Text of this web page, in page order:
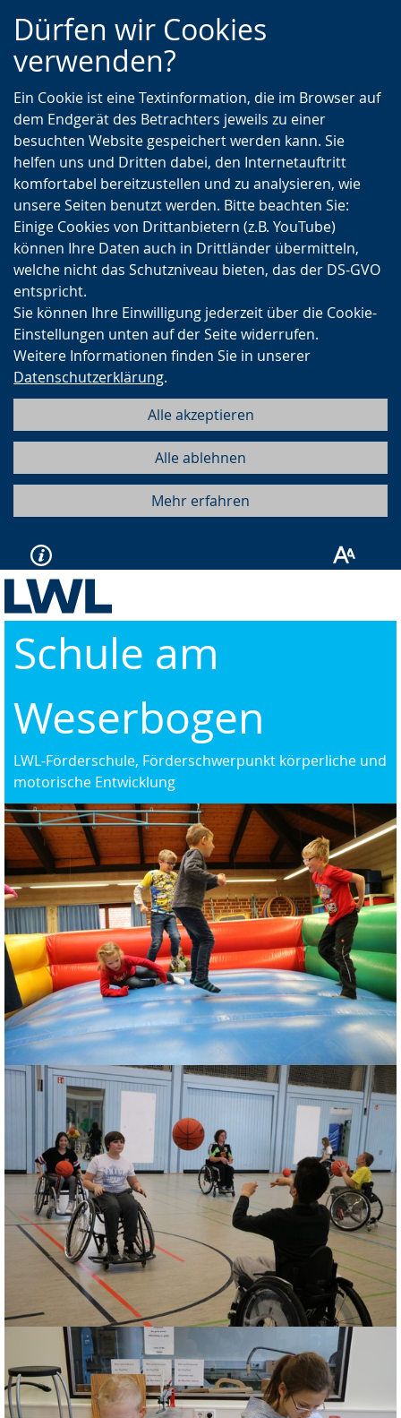
Zur
Hauptnavigation
Zur
Seitennavigation
Zum
Inhalt
Dürfen wir Cookies
verwenden?
Ein Cookie ist eine Textinformation, die im Browser auf
dem Endgerät des Betrachters jeweils zu einer
besuchten Website gespeichert werden kann. Sie
helfen uns und Dritten dabei, den Internetauftritt
komfortabel bereitzustellen und zu analysieren, wie
unsere Seiten benutzt werden. Bitte beachten Sie:
Einige Cookies von Drittanbietern (z.B. YouTube)
können Ihre Daten auch in Drittländer übermitteln,
welche nicht das Schutzniveau bieten, das der DS-GVO
entspricht.
Sie können Ihre Einwilligung jederzeit über die Cookie-
Einstellungen unten auf der Seite widerrufen.
Weitere Informationen finden Sie in unserer
Datenschutzerklärung.
Alle akzeptieren
Alle ablehnen
Mehr erfahren
Schule am
Weserbogen
LWL-Förderschule, Förderschwerpunkt körperliche und
motorische Entwicklung